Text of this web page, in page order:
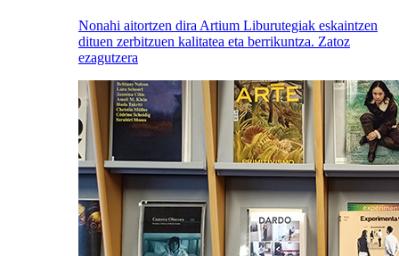
Nonahi aitortzen dira Artium Liburutegiak eskaintzen
dituen zerbitzuen kalitatea eta berrikuntza. Zatoz
ezagutzera